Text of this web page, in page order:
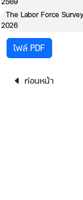
The Labor Force
2026
ไฟล์ PDF
ก่อนหน้า